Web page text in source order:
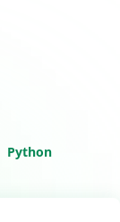
Python